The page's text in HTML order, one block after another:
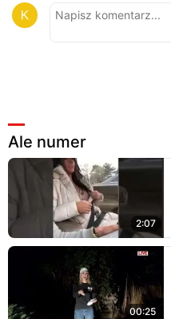
Ale numer
2:07
00:25